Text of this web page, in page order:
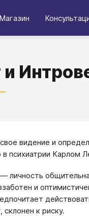
Магазин
видение и
в психиатрии Карлом
— личность
и
склонен к риску.